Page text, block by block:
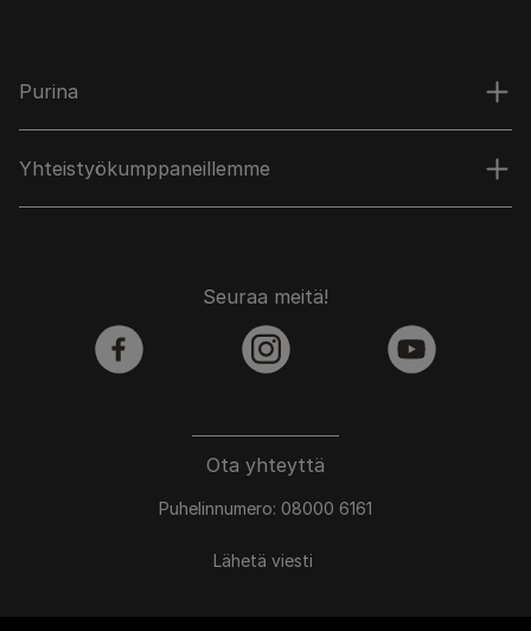
Purina
Yhteistyökumppaneillemme
Ota yhteyttä
Puhelinnumero: 08000 6161
Lähetä viesti
Seuraa meitä!
facebook instagram youtube